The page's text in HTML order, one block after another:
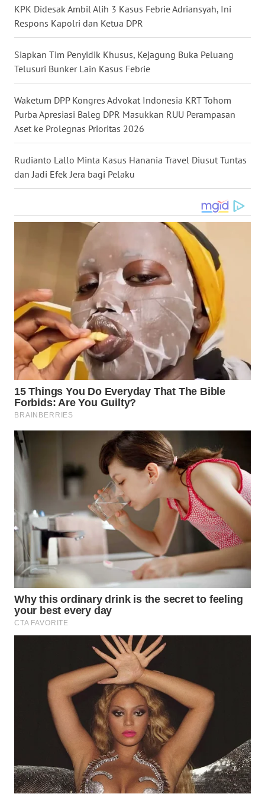
KPK Didesak Ambil Alih 3 Kasus Febrie Adriansyah, Ini
Respons Kapolri dan Ketua DPR
Siapkan Tim Penyidik Khusus, Kejagung Buka Peluang
Telusuri Bunker Lain Kasus Febrie
Waketum DPP Kongres Advokat Indonesia KRT Tohom
Purba Apresiasi Baleg DPR Masukkan RUU Perampasan
Aset ke Prolegnas Prioritas 2026
Rudianto Lallo Minta Kasus Hanania Travel Diusut Tuntas
dan Jadi Efek Jera bagi Pelaku
WN
NUSANTARA
WN
JOGJA
WN
JATIM
WN
BALI
WN
KALTARA
WN
KALSEL
WN
KALTIM
WN
GORONTALO
SULUT
MALUKU
WN
MALUT
WN
DANAU
WN
LANGKAT